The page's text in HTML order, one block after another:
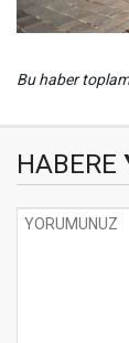
Bu haber
HABERE